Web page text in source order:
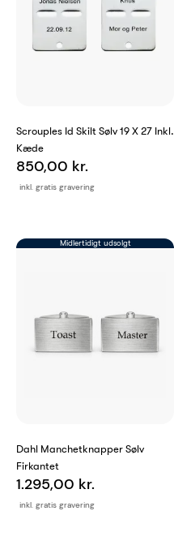
Scrouples Id Skilt Sølv 19 X 27 Inkl.
Kæde
inkl. gratis gravering
850,00 kr.
Dahl Manchetknapper Sølv
Firkantet
inkl. gratis gravering
1.295,00 kr.
Midlertidigt udsolgt